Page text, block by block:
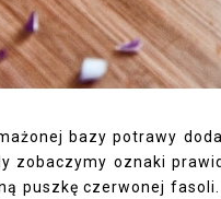
bazy potrawy
zobaczymy oznaki
puszkę czerwonej